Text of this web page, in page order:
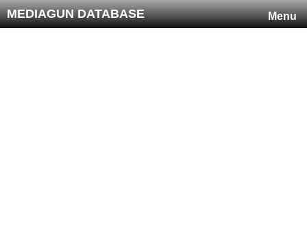
Menu
MEDIAGUN DATABASE